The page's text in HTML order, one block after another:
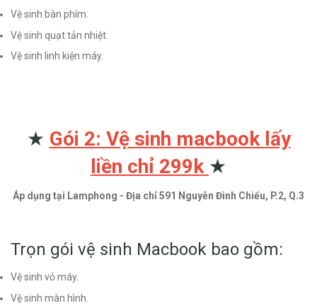
Vệ sinh bàn phím.
Vệ sinh quạt tản nhiệt.
Vệ sinh linh kiện máy.
★ Gói 2: Vệ sinh macbook lấy
liền chỉ 299k ★
Áp dụng tại Lamphong - Địa chỉ 591 Nguyễn Đình Chiểu, P.2, Q.3
Trọn gói vệ sinh Macbook bao gồm:
Vệ sinh vỏ máy.
Vệ sinh màn hình.